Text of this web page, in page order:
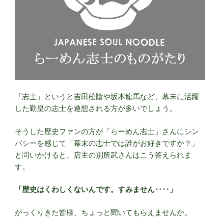
「志士」というと吉田松陰や坂本龍馬など、幕末に活躍
した勤皇の志士を連想される方が多いでしょう。
そうした歴史ファンの方が「らーめん志士」さんにシン
パシーを感じて「幕末の志士では誰がお好きですか？」
と問いかけると、店主の別所武さんはこう答えられま
す。
「歴史はくわしくないんです。すみません‥‥」
がっくりきた皆様、ちょっと聞いてもらえませんか。